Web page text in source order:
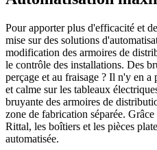
Pour apporter plus d'efficacité et
mise sur des solutions
modification des armoires de
le contrôle des installations. Des
perçage et au fraisage ? Il n'y en
et calme sur les tableaux
bruyante des armoires de
zone de fabrication séparée.
Rittal, les boîtiers et les pièces
automatisée.